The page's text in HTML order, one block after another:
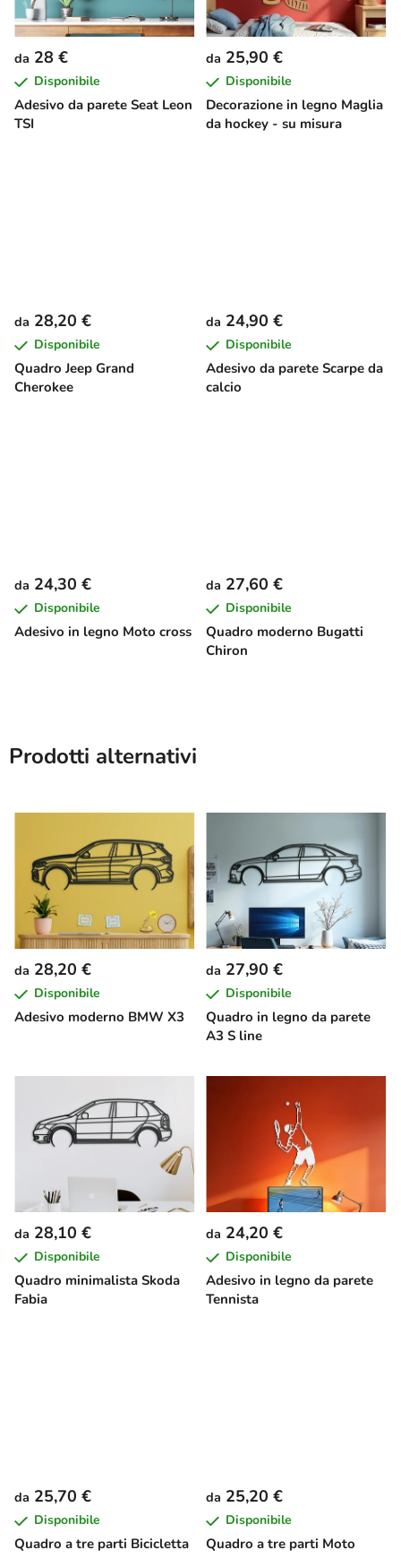
Adesivo da parete Seat Leon
TSI
da 28 €
Disponibile
Decorazione in legno Maglia
da hockey - su misura
da 25,90 €
Disponibile
Quadro Jeep Grand
Cherokee
da 28,20 €
Disponibile
Adesivo da parete Scarpe da
calcio
da 24,90 €
Disponibile
Adesivo in legno Moto cross
da 24,30 €
Disponibile
Quadro moderno Bugatti
Chiron
da 27,60 €
Disponibile
Prodotti alternativi
Adesivo moderno BMW X3
da 28,20 €
Disponibile
Quadro in legno da parete
A3 S line
da 27,90 €
Disponibile
Quadro minimalista Skoda
Fabia
da 28,10 €
Disponibile
Adesivo in legno da parete
Tennista
da 24,20 €
Disponibile
Quadro a tre parti Bicicletta
da 25,70 €
Disponibile
Quadro a tre parti Moto
da 25,20 €
Disponibile